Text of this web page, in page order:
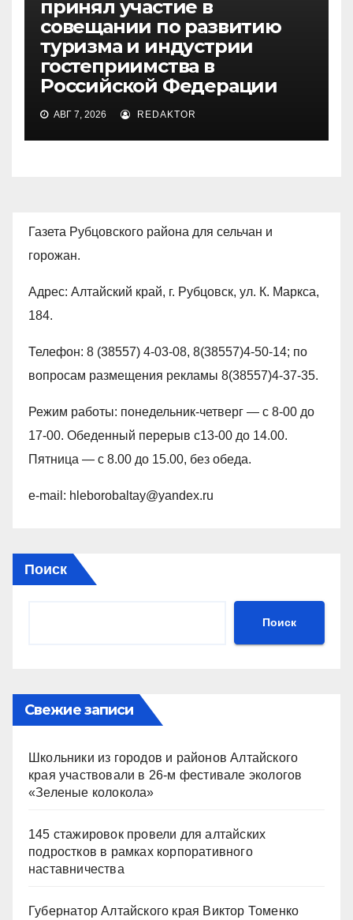
принял участие в
совещании по развитию
туризма и индустрии
гостеприимства в
Российской Федерации
АВГ 7, 2026 REDAKTOR
Газета Рубцовского района для сельчан и
горожан.
Адрес: Алтайский край, г. Рубцовск, ул. К. Маркса,
184.
Телефон: 8 (38557) 4-03-08, 8(38557)4-50-14; по
вопросам размещения рекламы 8(38557)4-37-35.
Режим работы: понедельник-четверг — с 8-00 до
17-00. Обеденный перерыв с13-00 до 14.00.
Пятница — с 8.00 до 15.00, без обеда.
e-mail: hleborobaltay@yandex.ru
Поиск
Поиск
Свежие записи
Школьники из городов и районов Алтайского
края участвовали в 26-м фестивале экологов
«Зеленые колокола»
145 стажировок провели для алтайских
подростков в рамках корпоративного
наставничества
Губернатор Алтайского края Виктор Томенко